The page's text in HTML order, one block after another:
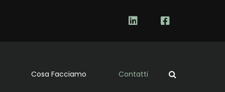
Cosa Facciamo Contatti